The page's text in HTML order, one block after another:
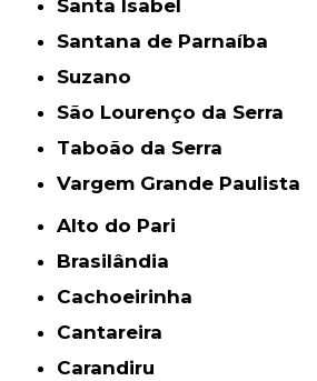
Santa Isabel
Santana de Parnaíba
Suzano
São Lourenço da Serra
Taboão da Serra
Vargem Grande Paulista
Alto do Pari
Brasilândia
Cachoeirinha
Cantareira
Carandiru